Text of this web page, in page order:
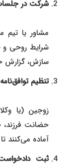
شرکت در جلسات
مشاور یا تیم
شرایط روحی و
سازش، گزارش
تنظیم توافق‌نامه
زوجین (یا
حضانت فرزند،
آماده می‌کنند تا
ثبت دادخواست